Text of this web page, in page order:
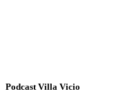
Podcast Villa Vicio